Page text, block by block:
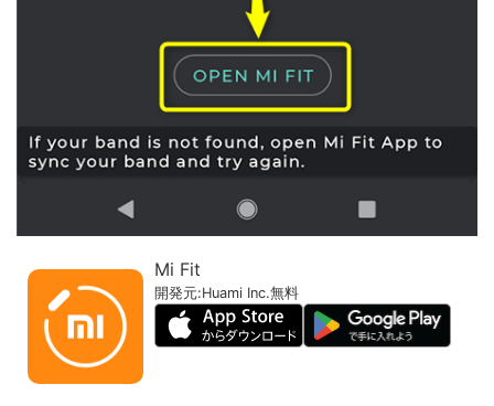
Mi Fit
開発元:Huami Inc.無料